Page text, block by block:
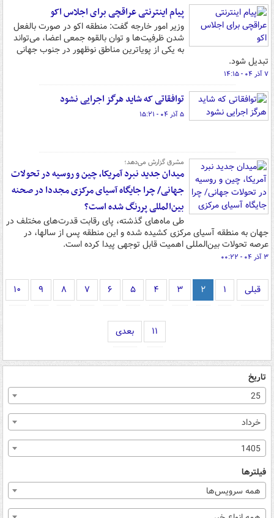
پیام اینترنتی عراقچی برای اجلاس اکو
وزیر امور خارجه گفت: منطقه اکو در صورت بالفعل
شدن ظرفیت‌ها و توان بالقوه جمعی اعضا، می‌تواند
به یکی از پویاترین مناطق نوظهور در جنوب جهانی
تبدیل شود.
۷ آذر ۰۴ - ۱۴:۱۵
توافقاتی که شاید هرگز اجرایی نشود
۵ آذر ۰۴ - ۱۵:۲۱
مشرق گزارش می‌دهد؛
میدان جدید نبرد آمریکا، چین و روسیه در تحولات
جهانی/ چرا جایگاه آسیای مرکزی مجددا در صحنه
بین‌المللی پررنگ شده است؟
طی ماه‌های گذشته، پای رقابت‌ قدرت‌های مختلف در
جهان به منطقه آسیای مرکزی کشیده شده و این منطقه پس از سالها، در
عرصه تحولات بین‌المللی اهمیت قابل توجهی پیدا کرده است.
۳ آذر ۰۴ - ۰۰:۲۲
قبلی ۱ ۲ ۳ ۴ ۵ ۶ ۷ ۸ ۹ ۱۰
۱۱ بعدی
تاریخ
25
خرداد
1405
فیلترها
همه سرویس‌ها